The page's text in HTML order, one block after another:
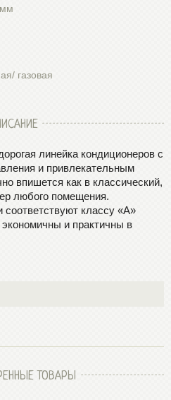
мм
газовая
линейка кондиционеров c
и привлекательным
впишется как в классический,
любого помещения.
классу «А»
и практичны в
ТОВАРЫ